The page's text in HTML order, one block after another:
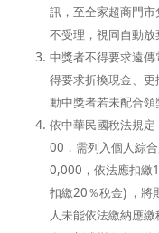
訊，至全家超商門
不受理，視同自動放
中獎者不得要求遠
得要求折換現金、
動中獎者若未配合
依中華民國稅法規
00，需列入個人綜
0,000，依法應扣繳
扣繳20％稅金) ，將
人未能依法繳納應